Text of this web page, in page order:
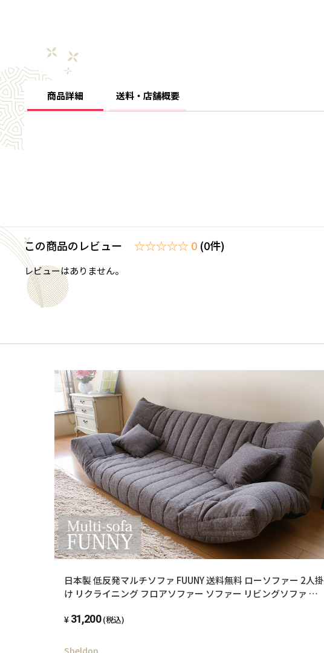
商品詳細 送料・店舗概要
この商品のレビュー ☆☆☆☆☆ 0 (0件)
レビューはありません。
日本製 低反発マルチソファ FUUNY 送料無料 ローソファー 2人掛
け リクライニング フロアソファー ソファー リビングソファ ナ
31,200 (税込)
Sheldon